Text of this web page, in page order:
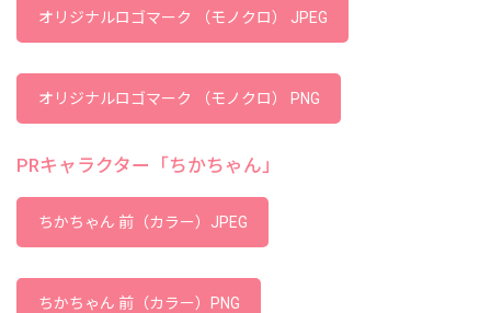
オリジナルロゴマーク （モノクロ） JPEG
オリジナルロゴマーク （モノクロ） PNG
PRキャラクター「ちかちゃん」
ちかちゃん 前（カラー）JPEG
ちかちゃん 前（カラー）PNG